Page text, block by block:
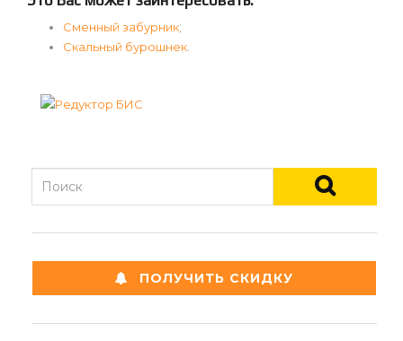
Сменный забурник;
Скальный бурошнек.
ПОЛУЧИТЬ СКИДКУ